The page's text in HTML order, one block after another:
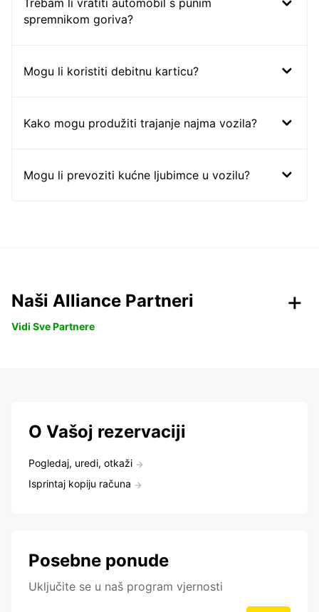
Trebam li vratiti automobil s punim
spremnikom goriva?
Mogu li koristiti debitnu karticu?
Kako mogu produžiti trajanje najma vozila?
Mogu li prevoziti kućne ljubimce u vozilu?
Naši Alliance Partneri
Vidi Sve Partnere
O Vašoj rezervaciji
Pogledaj, uredi, otkaži
Isprintaj kopiju računa
Posebne ponude
Uključite se u naš program vjernosti